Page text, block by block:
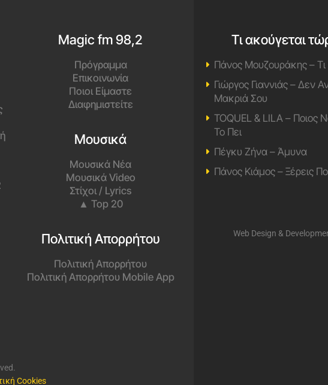
Magic fm 98,2
Πρόγραμμα
Επικοινωνία
Ποιοι Είμαστε
Διαφημιστείτε
Μουσικά
Μουσικά Νέα
Μουσικά Video
Στίχοι / Lyrics
▲ Top 20
Πολιτική Απορρήτου
Πολιτική Απορρήτου
Πολιτική Απορρήτου Mobile App
Cookies
Τι ακούγεται
Πάνος Μουζουράκης – Τι
Γιώργος Γιαννιάς – Δεν
Μακριά Σου
TOQUEL & LILA – Ποιος
Το Πει
Πέγκυ Ζήνα – Άμυνα
Πάνος Κιάμος – Ξέρεις
Web Design &